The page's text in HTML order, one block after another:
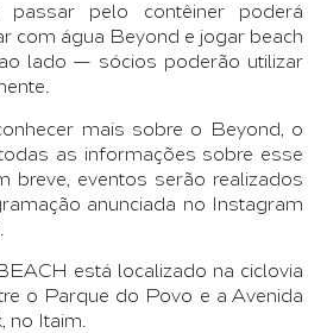
passar pelo contêiner poderá
com água Beyond e jogar beach
lado — sócios poderão utilizar
mais sobre o Beyond, o
as informações sobre esse
breve, eventos serão realizados
anunciada no Instagram
está localizado na ciclovia
o Parque do Povo e a Avenida
no Itaim.